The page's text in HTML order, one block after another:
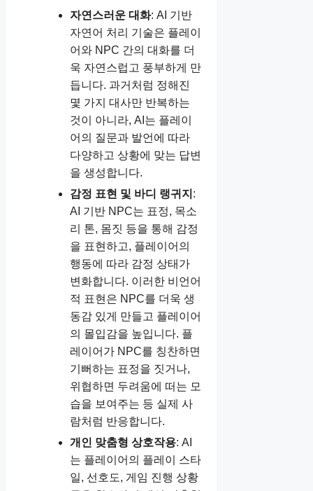
자연스러운 대화: AI 기반
자연어 처리 기술은 플레이
어와 NPC 간의 대화를 더
욱 자연스럽고 풍부하게 만
듭니다. 과거처럼 정해진
몇 가지 대사만 반복하는
것이 아니라, AI는 플레이
어의 질문과 발언에 따라
다양하고 상황에 맞는 답변
을 생성합니다.
감정 표현 및 바디 랭귀지 :
AI 기반 NPC는 표정, 목소
리 톤, 몸짓 등을 통해 감정
을 표현하고, 플레이어의
행동에 따라 감정 상태가
변화합니다. 이러한 비언어
적 표현은 NPC를 더욱 생
동감 있게 만들고 플레이어
의 몰입감을 높입니다. 플
레이어가 NPC를 칭찬하면
기뻐하는 표정을 짓거나,
위협하면 두려움에 떠는 모
습을 보여주는 등 실제 사
람처럼 반응합니다.
개인 맞춤형 상호작용: AI
는 플레이어의 플레이 스타
일, 선호도, 게임 진행 상황